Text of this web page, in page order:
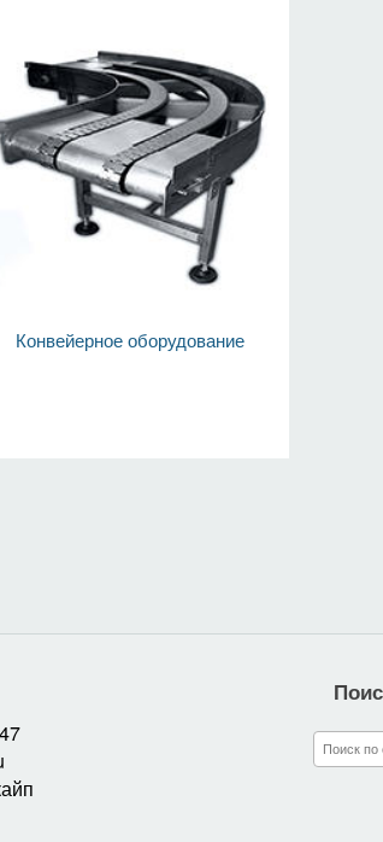
Конвейерное оборудование